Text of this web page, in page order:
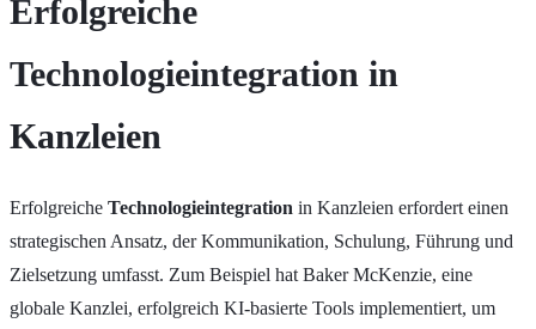
Erfolgreiche
Technologieintegration in
Kanzleien
Erfolgreiche Technologieintegration in Kanzleien erfordert einen
strategischen Ansatz, der Kommunikation, Schulung, Führung und
Zielsetzung umfasst. Zum Beispiel hat Baker McKenzie, eine
globale Kanzlei, erfolgreich KI-basierte Tools implementiert, um